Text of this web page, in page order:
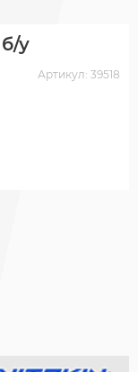
у
Артикул: 39518